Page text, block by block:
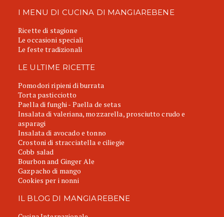
I MENU DI CUCINA DI MANGIAREBENE
Ricette di stagione
Le occasioni speciali
Le feste tradizionali
LE ULTIME RICETTE
Pomodori ripieni di burrata
Torta pasticciotto
Paella di funghi - Paella de setas
Insalata di valeriana, mozzarella, prosciutto crudo e
asparagi
Insalata di avocado e tonno
Crostoni di stracciatella e ciliegie
Cobb salad
Bourbon and Ginger Ale
Gazpacho di mango
Cookies per i nonni
IL BLOG DI MANGIAREBENE